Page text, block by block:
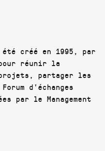
été créé en 1995, par
réunir la
projets, partager les
d'échanges
par le Management